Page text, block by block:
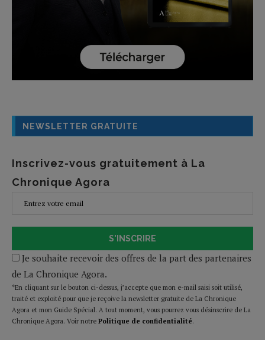
NEWSLETTER GRATUITE
Inscrivez-vous gratuitement à La
Chronique Agora
S'INSCRIRE
Je souhaite recevoir des offres de la part des partenaires
de La Chronique Agora.
*En cliquant sur le bouton ci-dessus, j’accepte que mon e-mail saisi soit utilisé,
traité et exploité pour que je reçoive la newsletter gratuite de La Chronique
Agora et mon Guide Spécial. A tout moment, vous pourrez vous désinscrire de La
Chronique Agora. Voir notre Politique de confidentialité.